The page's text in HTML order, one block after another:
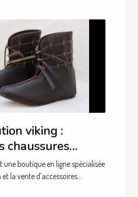
viking :
chaussures
History !
une boutique en ligne spécialisée
la vente d’accessoires...